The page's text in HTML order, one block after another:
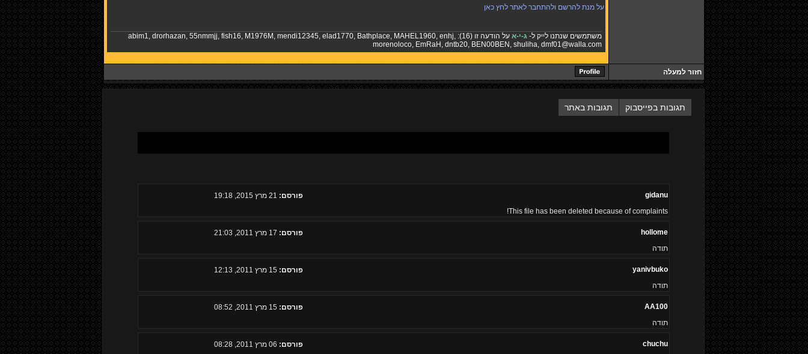
על מנת להרשם ולהתחבר לאתר לחץ כאן
משתמשים שנתנו לייק ל- ג-י-א על הודעה זו (16): abim1, drorhazan, 55nmmjj, fish16, M1976M , mendi12345, elad1770, Bathplace, MAHEL1960, enhj,
morenoloco, EmRaH , dntb20, BEN00BEN , shuliha, dmf01@walla.com
חזור למעלה
תגובות בפייסבוק תגובות באתר
gidanu פורסם:
This file has been deleted because of complaints!
hollome פורסם:
תודה
yanivbuko פורסם:
תודה
AA100 פורסם:
תודה
chuchu פורסם: